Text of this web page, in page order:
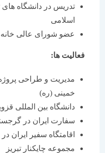
تدریس در دانشگاه های
اسلامی
عضو شورای عالی خانه
فعالیت ها:
مدیریت و طراحی پروژه
خمینی (ره)
دانشگاه بین المللی قزوین
سفارت ایران در گرجستان
اقامتگاه سفیر ایران در ایروان
مجموعه چایكنار تبریز